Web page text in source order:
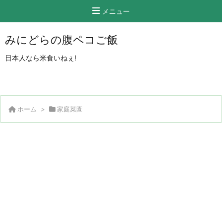
メニュー
みにどらの腹ペコご飯
日本人なら米食いねぇ!
ホーム > 家庭菜園